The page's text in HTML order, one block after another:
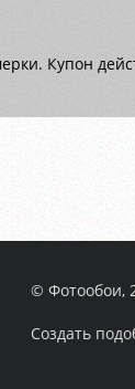
Купон
© Фотообои,
Создать